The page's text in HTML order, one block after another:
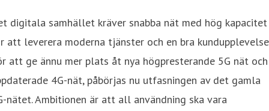
digitala samhället kräver snabba nät med hög kapacitet
att leverera moderna tjänster och en bra
att ge ännu mer plats åt nya högpresterande 5G nät och
4G-nät, påbörjas nu utfasningen av det gamla
nätet. Ambitionen är att all användning ska vara